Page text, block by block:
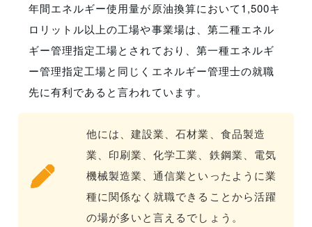
年間エネルギー使用量が原油換算において1,500キ
ロリットル以上の工場や事業場は、第二種エネル
ギー管理指定工場とされており、第一種エネルギ
ー管理指定工場と同じくエネルギー管理士の就職
先に有利であると言われています。
他には、建設業、石材業、食品製造
業、印刷業、化学工業、鉄鋼業、電気
機械製造業、通信業といったように業
種に関係なく就職できることから活躍
の場が多いと言えるでしょう。